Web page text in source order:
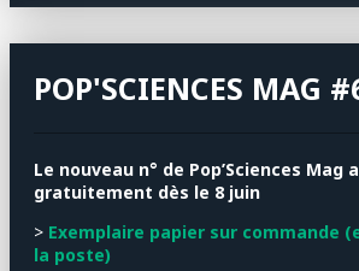
POP'SCIENCES MAG
Le nouveau n° de Pop’Sciences Mag
gratuitement dès le 8 juin
> Exemplaire papier sur commande
la poste)